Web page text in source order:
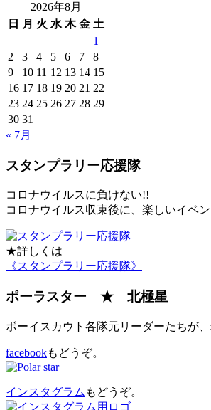
2026年8月
日
月 火 水 木 金 土
1
2
3 4 5 6 7
8
9
10 11 12 13 14 15
16 17 18 19 20 21 22
23 24 25 26 27 28 29
30 31
« 7月
スタンプラリー応援隊
コロナウイルスに負けない!!
コロナウイルス収束後に、楽しいイベ
★詳しくは
《スタンプラリー応援隊》
ポーラスター ★ 北極星
ボーイスカウト各隊元リーダーたちが
facebookもどうぞ。
インスタグラム もどうぞ。